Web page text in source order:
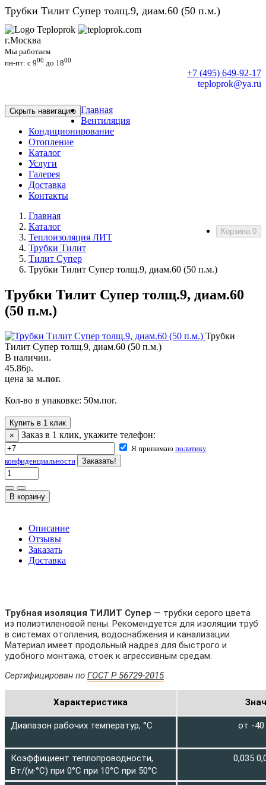
Трубки Тилит Супер толщ.9, диам.60 (50 п.м.)
г.Москва
Мы работаем
пн-пт: c 900 до 1800
+7 (495) 649-92-17
teploprok@ya.ru
Скрыть навигацию Главная
Вентиляция
Кондиционирование
Отопление
Каталог
Услуги
Галерея
Доставка
Контакты
Корзина 0
Главная
Каталог
Теплоизоляция ЛИТ
Трубки Тилит
Тилит Супер
Трубки Тилит Супер толщ.9, диам.60 (50 п.м.)
Трубки Тилит Супер толщ.9, диам.60
(50 п.м.)
Трубки
Тилит Супер толщ.9, диам.60 (50 п.м.)
В наличии.
45.86р.
цена за м.пог.
Кол-во в упаковке: 50м.пог.
Купить в 1 клик
×
Заказ в 1 клик, укажите телефон:
Я принимаю политику
конфиденциальности
Описание
Отзывы
Заказать
Доставка
Трубная изоляция ТИЛИТ Супер — трубки серого цвета
из полиэтиленовой пены. Рекомендуется для изоляции труб
в системах отопления, водоснабжения и канализации.
Материал имеет продольный надрез для быстрого и
удобного монтажа, стоек к агрессивным средам.
Сертифицирован по ГОСТ Р 56729-2015
Характеристика
Диапазон рабочих температур, °С от -
Коэффициент теплопроводности,
Вт/(м·°С) при 0°С при 10°С при 50°С
0,035